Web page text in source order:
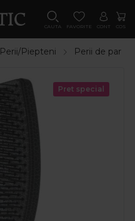
CAUTA FAVORITE CONT COS
Perii/Piepteni Perii de par
Pret special